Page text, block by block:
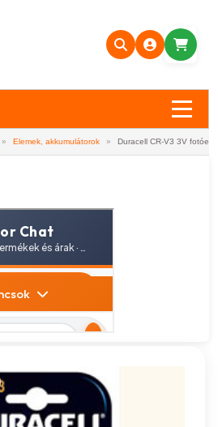
» Elemek, akkumulátorok » Duracell CR-V3 3V